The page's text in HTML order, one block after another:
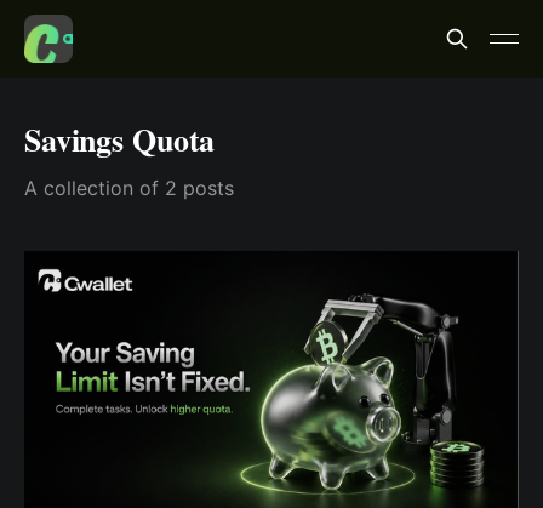
Savings Quota
A collection of 2 posts